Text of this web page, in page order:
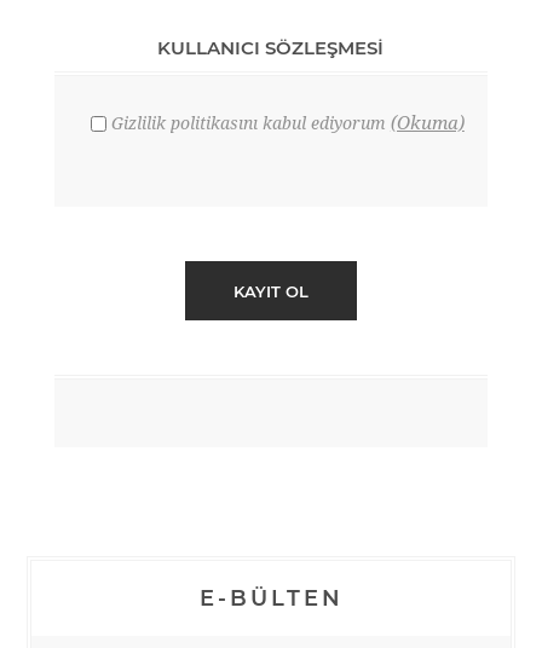
KULLANICI SÖZLEŞMESI
Gizlilik politikasını kabul ediyorum (Okuma)
E-BÜLTEN